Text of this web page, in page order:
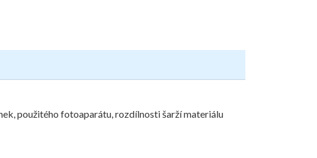
použitého fotoaparátu, rozdílnosti šarží materiálu